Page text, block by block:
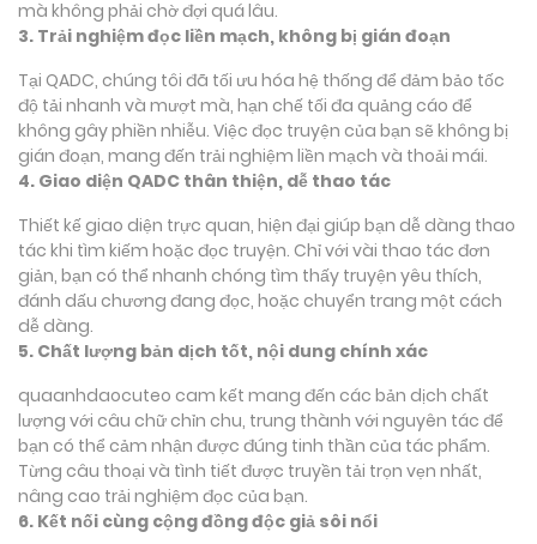
mà không phải chờ đợi quá lâu.
3. Trải nghiệm đọc liền mạch, không bị gián đoạn
Tại QADC, chúng tôi đã tối ưu hóa hệ thống để đảm bảo tốc
độ tải nhanh và mượt mà, hạn chế tối đa quảng cáo để
không gây phiền nhiễu. Việc đọc truyện của bạn sẽ không bị
gián đoạn, mang đến trải nghiệm liền mạch và thoải mái.
4. Giao diện QADC thân thiện, dễ thao tác
Thiết kế giao diện trực quan, hiện đại giúp bạn dễ dàng thao
tác khi tìm kiếm hoặc đọc truyện. Chỉ với vài thao tác đơn
giản, bạn có thể nhanh chóng tìm thấy truyện yêu thích,
đánh dấu chương đang đọc, hoặc chuyển trang một cách
dễ dàng.
5. Chất lượng bản dịch tốt, nội dung chính xác
quaanhdaocuteo cam kết mang đến các bản dịch chất
lượng với câu chữ chỉn chu, trung thành với nguyên tác để
bạn có thể cảm nhận được đúng tinh thần của tác phẩm.
Từng câu thoại và tình tiết được truyền tải trọn vẹn nhất,
nâng cao trải nghiệm đọc của bạn.
6. Kết nối cùng cộng đồng độc giả sôi nổi